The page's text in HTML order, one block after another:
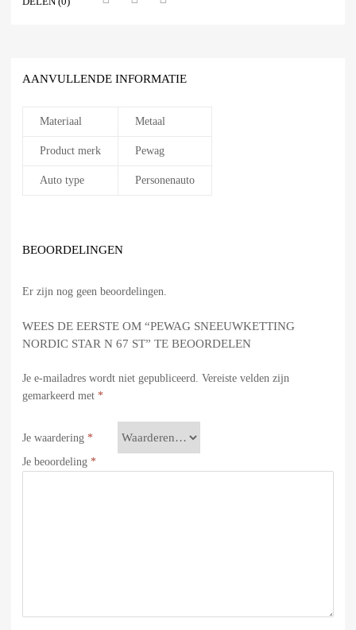
AANVULLENDE INFORMATIE
Materiaal Metaal
Product merk Pewag
Auto type Personenauto
BEOORDELINGEN
Er zijn nog geen beoordelingen.
WEES DE EERSTE OM “PEWAG SNEEUWKETTING
NORDIC STAR N 67 ST” TE BEOORDELEN
Je e-mailadres wordt niet gepubliceerd. Vereiste velden zijn
gemarkeerd met *
Je waardering *
Je beoordeling *